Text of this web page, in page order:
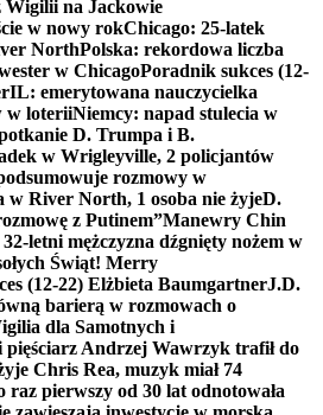
Wigilii na Jackowie
w nowy rokChicago: 25-latek
NorthPolska: rekordowa liczba
w ChicagoPoradnik sukces (12-
IL: emerytowana nauczycielka
w loteriiNiemcy: napad stulecia w
D. Trumpa i B.
w Wrigleyville, 2 policjantów
rozmowy w
w River North, 1 osoba nie żyjeD.
z Putinem”Manewry Chin
letni mężczyzna dźgnięty nożem w
Świąt! Merry
(12-22) Elżbieta BaumgartnerJ.D.
barierą w rozmowach o
dla Samotnych i
pięściarz Andrzej Wawrzyk trafił do
Chris Rea, muzyk miał 74
pierwszy od 30 lat odnotowała